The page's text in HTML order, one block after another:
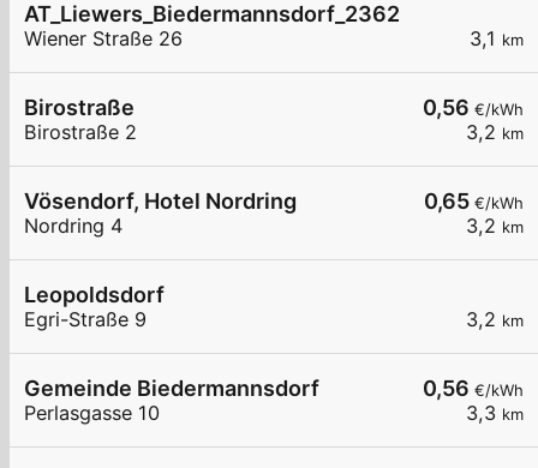
3,1 km
Wiener Straße 26
0,56 €/kWh
3,2 km
Birostraße
Birostraße 2
0,65 €/kWh
3,2 km
Vösendorf, Hotel Nordring
Nordring 4
3,2 km
Leopoldsdorf
Egri-Straße 9
0,56 €/kWh
3,3 km
Gemeinde Biedermannsdorf
Perlasgasse 10